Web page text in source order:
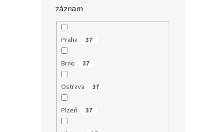
záznam
Praha 37
Brno 37
Ostrava 37
Plzeň 37